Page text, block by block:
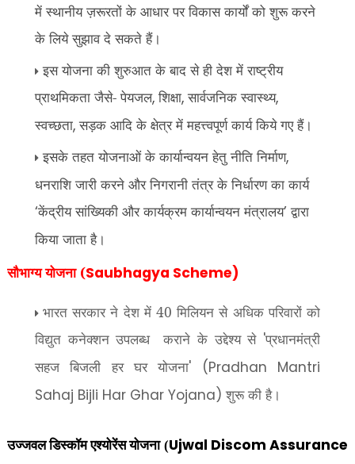
में स्थानीय ज़रूरतों के आधार पर विकास कार्यों को शुरू करने
के लिये सुझाव दे सकते हैं।
इस योजना की शुरुआत के बाद से ही देश में राष्ट्रीय
प्राथमिकता जैसे- पेयजल,शिक्षा,सार्वजनिक स्वास्थ्य,
स्वच्छता,सड़क आदि के क्षेत्र में महत्त्वपूर्ण कार्य किये गए हैं।
इसके तहत योजनाओं के कार्यान्वयन हेतु नीति निर्माण,
धनराशि जारी करने और निगरानी तंत्र के निर्धारण का कार्य
‘केंद्रीय सांख्यिकी और कार्यक्रम कार्यान्वयन मंत्रालय’द्वारा
किया जाता है।
सौभाग्‍य योजना (Saubhagya Scheme)
भारत सरकार ने देश में 40 मिलियन से अधिक परिवारों को
विद्युत कनेक्शन उपलब्ध कराने के उद्देश्य से 'प्रधानमंत्री
सहज बिजली हर घर योजना' (Pradhan Mantri
Sahaj Bijli Har Ghar Yojana) शुरू की है।
उज्जवल डिस्कॉम एश्योरेंस योजना (Ujwal Discom Assurance